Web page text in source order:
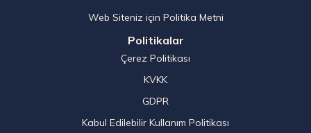
Web Siteniz için Politika Metni
Politikalar
Çerez Politikası
KVKK
GDPR
Kabul Edilebilir Kullanım Politikası